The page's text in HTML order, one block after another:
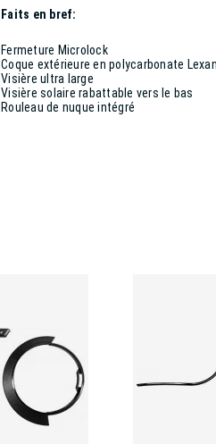
Faits en bref:
Fermeture Microlock
Coque extérieure en polycarbonate
Visière ultra large
Visière solaire rabattable vers le bas
Rouleau de nuque intégré